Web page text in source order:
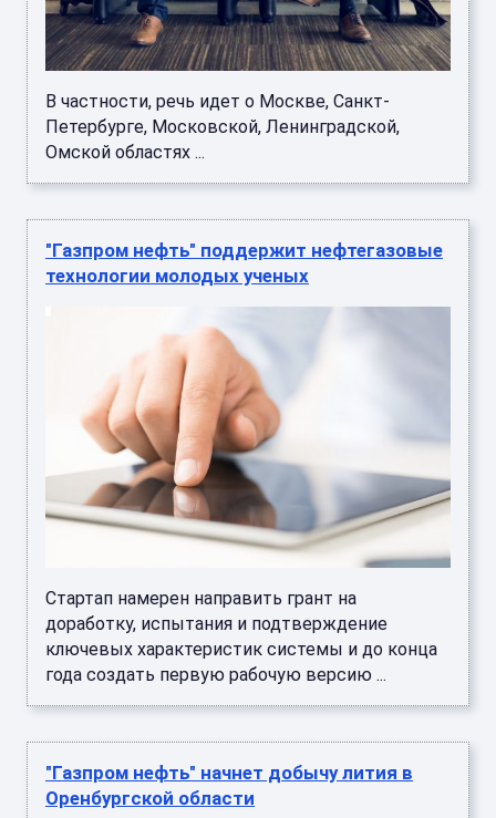
В частности, речь идет о Москве, Санкт-
Петербурге, Московской, Ленинградской,
Омской областях ...
"Газпром нефть" поддержит нефтегазовые
технологии молодых ученых
Стартап намерен направить грант на
доработку, испытания и подтверждение
ключевых характеристик системы и до конца
года создать первую рабочую версию ...
"Газпром нефть" начнет добычу лития в
Оренбургской области